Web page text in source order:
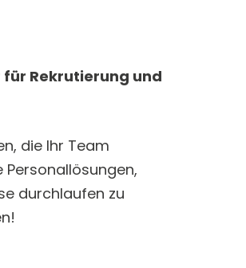
für Rekrutierung und
die Ihr Team
durchlaufen zu